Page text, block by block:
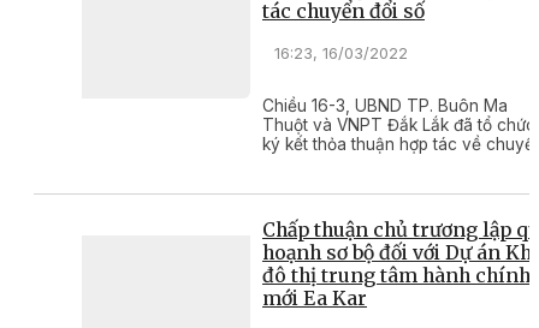
Thuột, vấn đề xem ra lại càng cấp
tác chuyển đổi số
16:23, 16/03/2022
Chiều 16-3, UBND TP. Buôn Ma
Thuột và VNPT Đắk Lắk đã tổ chức
ký kết thỏa thuận hợp tác về
Chấp thuận chủ trương lập
hoạnh sơ bộ đối với Dự án
đô thị trung tâm hành chính
mới Ea Kar